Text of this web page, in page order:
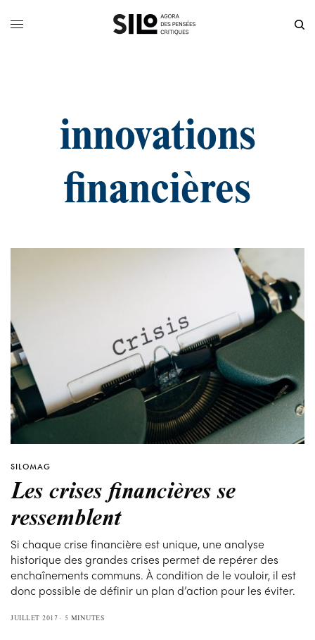
innovations
financières
SILOMAG
Les crises financières se
ressemblent
Si chaque crise financière est unique, une analyse
historique des grandes crises permet de repérer des
enchaînements communs. À condition de le vouloir, il est
donc possible de définir un plan d’action pour les éviter.
JUILLET 2017 5 MINUTES